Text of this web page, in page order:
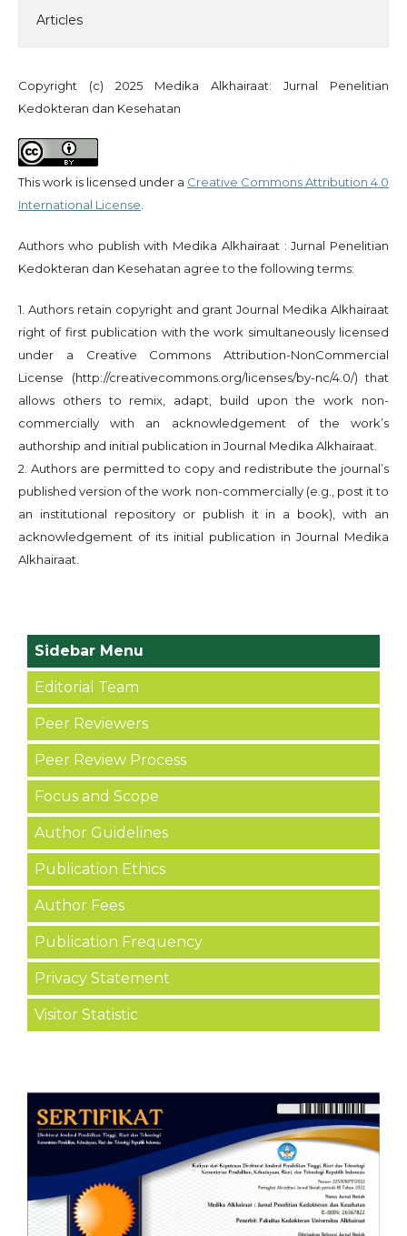
Articles
Copyright (c) 2025 Medika Alkhairaat: Jurnal Penelitian
Kedokteran dan Kesehatan
This work is licensed under a Creative Commons Attribution 4.0
International License
Authors who publish with Medika Alkhairaat : Jurnal Penelitian
Kedokteran dan Kesehatan agree to the following terms:
1. Authors retain copyright and grant Journal Medika Alkhairaat
right of first publication with the work simultaneously licensed
under a Creative Commons Attribution-NonCommercial
License (http://creativecommons.org/licenses/by-nc/4.0/) that
allows others to remix, adapt, build upon the work non-
commercially with an acknowledgement of the work’s
authorship and initial publication in Journal Medika Alkhairaat.
2. Authors are permitted to copy and redistribute the journal’s
published version of the work non-commercially (e.g., post it to
an institutional repository or publish it in a book), with an
acknowledgement of its initial publication in Journal Medika
Alkhairaat.
Sidebar Menu
Editorial Team
Peer Reviewers
Peer Review Process
Focus and Scope
Author Guidelines
Publication Ethics
Author Fees
Publication Frequency
Privacy Statement
Visitor Statistic